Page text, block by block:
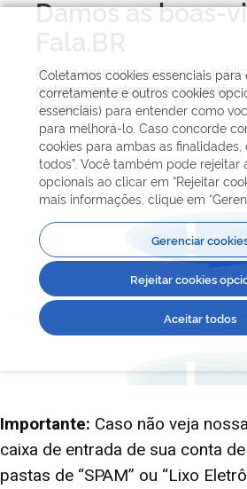
Importante: Caso não veja
caixa de entrada de sua conta
pastas de “SPAM” ou “Lixo